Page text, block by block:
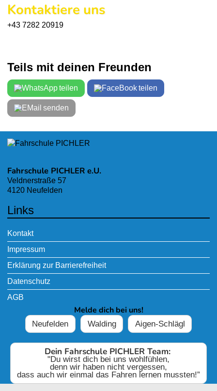
Kontaktiere uns
+43 7282 20919
Teils mit deinen Freunden
teilen teilen
senden
Fahrschule PICHLER e.U.
Veldnerstraße 57
4120 Neufelden
Links
Kontakt
Impressum
Erklärung zur Barrierefreiheit
Datenschutz
AGB
Melde dich bei uns!
Neufelden Walding Aigen-Schlägl
Dein Fahrschule PICHLER Team:
"Du wirst dich bei uns wohlfühlen,
denn wir haben nicht vergessen,
dass auch wir einmal das Fahren lernen mussten!”